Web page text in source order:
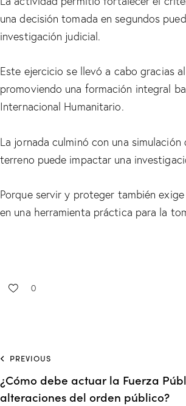
una decisión tomada en segundos
investigación judicial.
Este ejercicio se llevó a cabo gracias
promoviendo una formación integral
Internacional Humanitario.
La jornada culminó con una
terreno puede impactar una
Porque servir y proteger también
en una herramienta práctica para la
0
PREVIOUS
¿Cómo debe actuar la Fuerza
alteraciones del orden público?